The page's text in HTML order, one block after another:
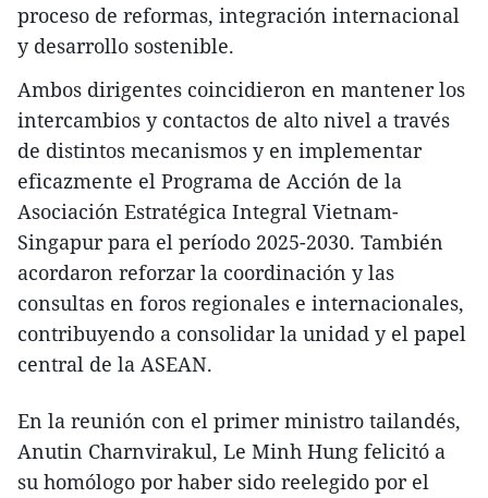
proceso de reformas, integración internacional
y desarrollo sostenible.
Ambos dirigentes coincidieron en mantener los
intercambios y contactos de alto nivel a través
de distintos mecanismos y en implementar
eficazmente el Programa de Acción de la
Asociación Estratégica Integral Vietnam-
Singapur para el período 2025-2030. También
acordaron reforzar la coordinación y las
consultas en foros regionales e internacionales,
contribuyendo a consolidar la unidad y el papel
central de la ASEAN.
En la reunión con el primer ministro tailandés,
Anutin Charnvirakul, Le Minh Hung felicitó a
su homólogo por haber sido reelegido por el